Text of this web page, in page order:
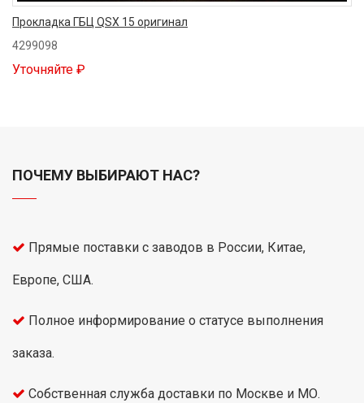
Прокладка ГБЦ QSX 15 оригинал
4299098
Уточняйте ₽
ПОЧЕМУ ВЫБИРАЮТ НАС?
Прямые поставки с заводов в России, Китае,
Европе, США.
Полное информирование о статусе выполнения
заказа.
Собственная служба доставки по Москве и МО.